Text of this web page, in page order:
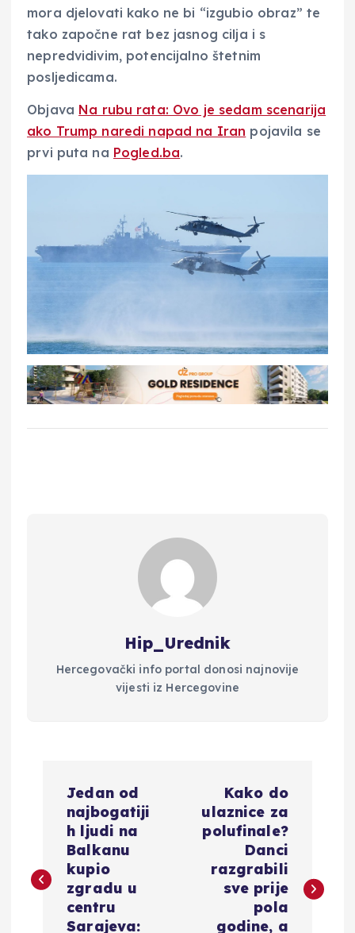
mora djelovati kako ne bi “izgubio obraz” te
tako započne rat bez jasnog cilja i s
nepredvidivim, potencijalno štetnim
posljedicama.
Objava Na rubu rata: Ovo je sedam scenarija
ako Trump naredi napad na Iran pojavila se
prvi puta na Pogled.ba.
Hip_Urednik
Hercegovački info portal donosi najnovije
vijesti iz Hercegovine
i
Jedan od
najbogatiji
h ljudi na
Balkanu
kupio
zgradu u
centru
Sarajeva:
Kako do
ulaznice za
polufinale?
Danci
razgrabili
sve prije
pola
godine, a